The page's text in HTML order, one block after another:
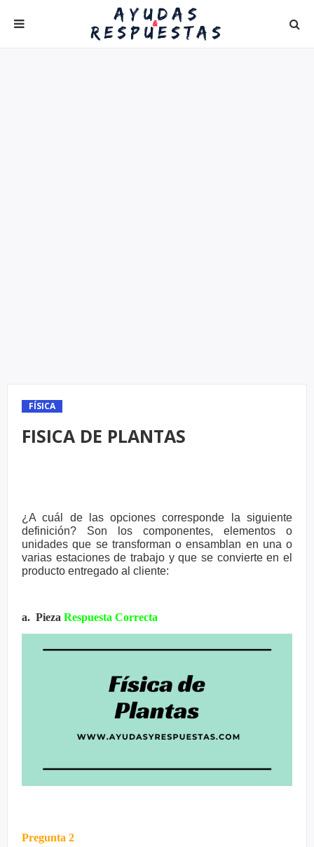
FÍSICA
FISICA DE PLANTAS
¿A cuál de las opciones corresponde la siguiente
definición? Son los componentes, elementos o
unidades que se transforman o ensamblan en una o
varias estaciones de trabajo y que se convierte en el
producto entregado al cliente:
a. Pieza Respuesta Correcta
Pregunta 2